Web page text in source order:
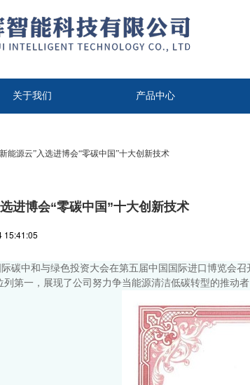
关于我们 产品中心
能源云”入选进博会“零碳中国”十大创新技术
进博会“零碳中国”十大创新技术
15:41:05
碳中和与绿色投资大会在第五届中国国际进口博览会
第一，展现了公司努力争当能源清洁低碳转型的推动